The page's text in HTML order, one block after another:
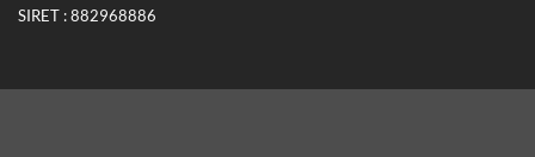
SIRET : 882968886